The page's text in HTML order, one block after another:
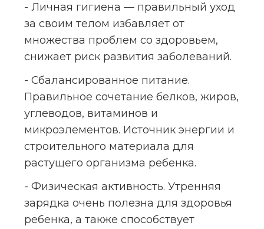
- Личная гигиена — правильный уход
за своим телом избавляет от
множества проблем со здоровьем,
снижает риск развития заболеваний.
- Сбалансированное питание.
Правильное сочетание белков, жиров,
углеводов, витаминов и
микроэлементов. Источник энергии и
строительного материала для
растущего организма ребенка.
- Физическая активность. Утренняя
зарядка очень полезна для здоровья
ребенка, а также способствует